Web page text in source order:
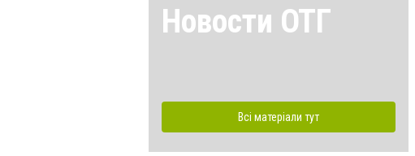
Новости ОТГ
Всі матеріали тут